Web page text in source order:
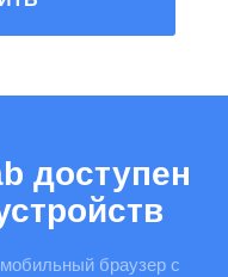
доступен
браузер с